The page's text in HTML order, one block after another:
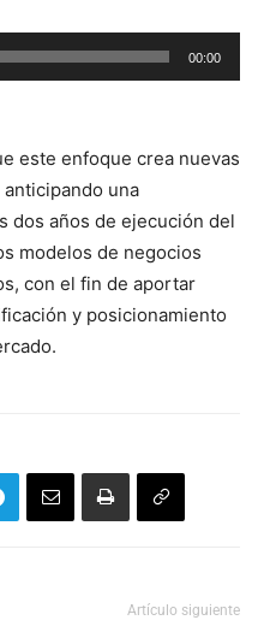
00:00
este enfoque crea nuevas
una
dos años de ejecución del
modelos de negocios
con el fin de aportar
y posicionamiento
Artículo siguiente